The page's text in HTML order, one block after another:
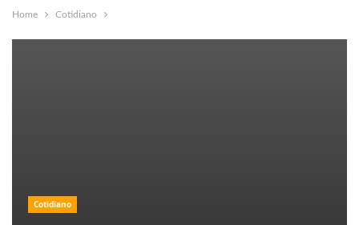
Home Cotidiano
Cotidiano